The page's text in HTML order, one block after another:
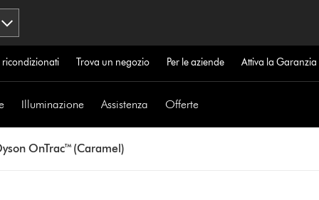
ricondizionati Trova un negozio Per le aziende Attiva la
Illuminazione Assistenza Offerte
OnTrac™ (Caramel)